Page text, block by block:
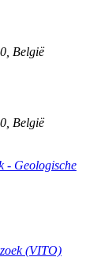
België
België
- Geologische
(VITO)